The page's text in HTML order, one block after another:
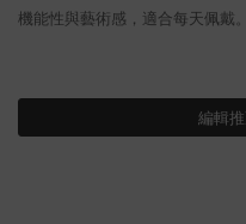
機能性與藝術感，適合每天佩戴
編輯